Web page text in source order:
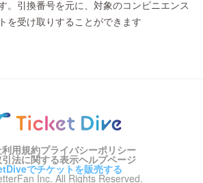
。引換番号を元に、対象のコンビニエンス
を受け取りすることができます
利用規約プライバシーポリシー
法に関する表示ヘルプページ
でチケットを販売する
Inc. All Rights Reserved.